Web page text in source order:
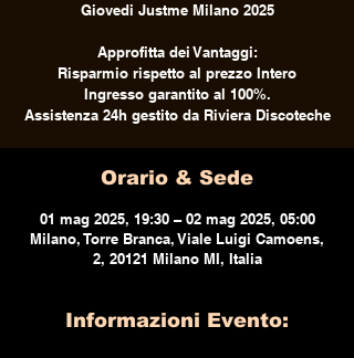
Giovedi Justme Milano 2025
Approfitta dei Vantaggi:
Risparmio rispetto al prezzo Intero
Ingresso garantito al 100%.
Assistenza 24h gestito da Riviera Discoteche
Orario & Sede
01 mag 2025, 19:30 – 02 mag 2025, 05:00
Milano, Torre Branca, Viale Luigi Camoens,
2, 20121 Milano MI, Italia
Informazioni Evento: